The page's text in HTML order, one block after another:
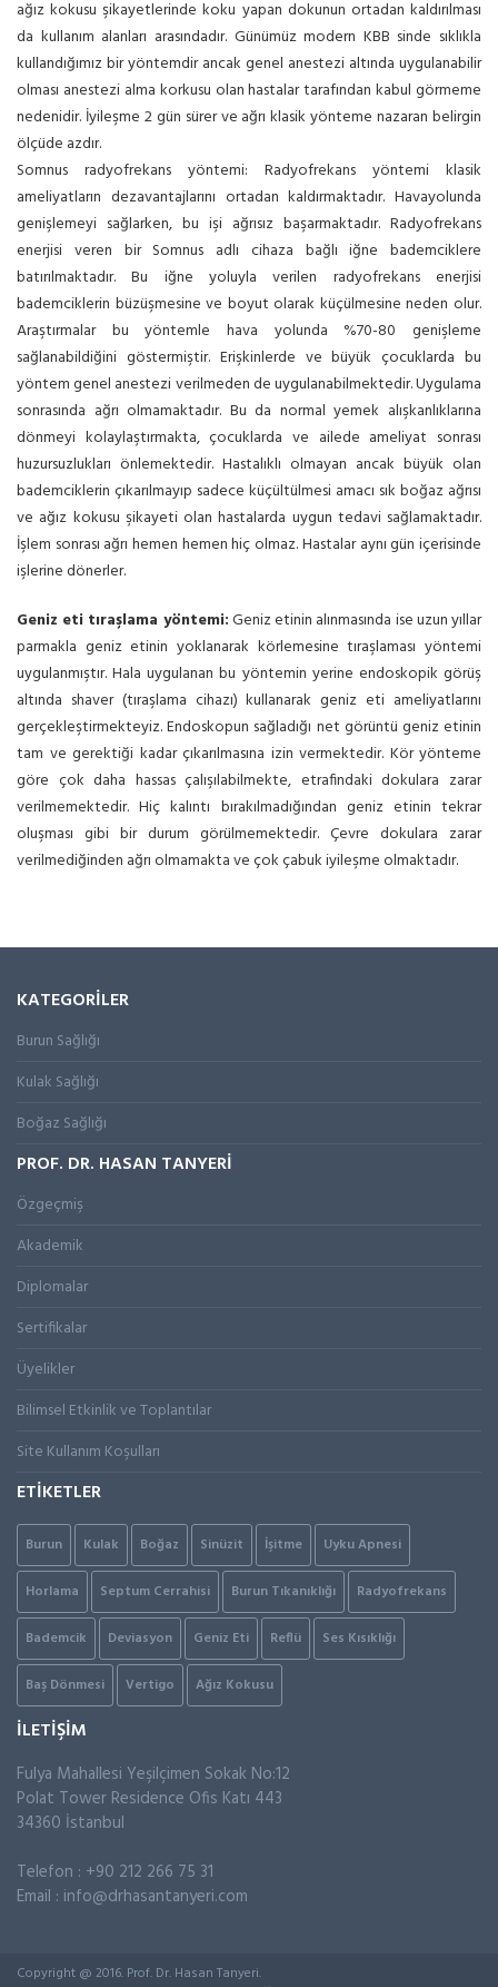
ağız kokusu şikayetlerinde koku yapan dokunun ortadan kaldırılması
da kullanım alanları arasındadır. Günümüz modern KBB sinde sıklıkla
kullandığımız bir yöntemdir ancak genel anestezi altında uygulanabilir
olması anestezi alma korkusu olan hastalar tarafından kabul görmeme
nedenidir. İyileşme 2 gün sürer ve ağrı klasik yönteme nazaran belirgin
ölçüde azdır.
Somnus radyofrekans yöntemi: Radyofrekans yöntemi klasik
ameliyatların dezavantajlarını ortadan kaldırmaktadır. Havayolunda
genişlemeyi sağlarken, bu işi ağrısız başarmaktadır. Radyofrekans
enerjisi veren bir Somnus adlı cihaza bağlı iğne bademciklere
batırılmaktadır. Bu iğne yoluyla verilen radyofrekans enerjisi
bademciklerin büzüşmesine ve boyut olarak küçülmesine neden olur.
Araştırmalar bu yöntemle hava yolunda %70-80 genişleme
sağlanabildiğini göstermiştir. Erişkinlerde ve büyük çocuklarda bu
yöntem genel anestezi verilmeden de uygulanabilmektedir. Uygulama
sonrasında ağrı olmamaktadır. Bu da normal yemek alışkanlıklarına
dönmeyi kolaylaştırmakta, çocuklarda ve ailede ameliyat sonrası
huzursuzlukları önlemektedir. Hastalıklı olmayan ancak büyük olan
bademciklerin çıkarılmayıp sadece küçültülmesi amacı sık boğaz ağrısı
ve ağız kokusu şikayeti olan hastalarda uygun tedavi sağlamaktadır.
İşlem sonrası ağrı hemen hemen hiç olmaz. Hastalar aynı gün içerisinde
işlerine dönerler.
Geniz eti tıraşlama yöntemi:Geniz etinin alınmasında ise uzun yıllar
parmakla geniz etinin yoklanarak körlemesine tıraşlaması yöntemi
uygulanmıştır. Hala uygulanan bu yöntemin yerine endoskopik görüş
altında shaver (tıraşlama cihazı) kullanarak geniz eti ameliyatlarını
gerçekleştirmekteyiz. Endoskopun sağladığı net görüntü geniz etinin
tam ve gerektiği kadar çıkarılmasına izin vermektedir. Kör yönteme
göre çok daha hassas çalışılabilmekte, etrafindaki dokulara zarar
verilmemektedir. Hiç kalıntı bırakılmadığından geniz etinin tekrar
oluşması gibi bir durum görülmemektedir. Çevre dokulara zarar
verilmediğinden ağrı olmamakta ve çok çabuk iyileşme olmaktadır.
KATEGORİLER
Burun Sağlığı
Kulak Sağlığı
Boğaz Sağlığı
PROF. DR. HASAN TANYERİ
Özgeçmiş
Akademik
Diplomalar
Sertifikalar
Üyelikler
Bilimsel Etkinlik ve Toplantılar
Site Kullanım Koşulları
ETİKETLER
Burun Kulak Boğaz Sinüzit İşitme Uyku Apnesi
Horlama Septum Cerrahisi Burun Tıkanıklığı Radyofrekans
Bademcik Deviasyon Geniz Eti Reflü Ses Kısıklığı
Baş Dönmesi Vertigo Ağız Kokusu
İLETİŞİM
Fulya Mahallesi Yeşilçimen Sokak No:12
Polat Tower Residence Ofis Katı 443
34360 İstanbul
Telefon : +90 212 266 75 31
Email : info@drhasantanyeri.com
Copyright @ 2016. Prof. Dr. Hasan Tanyeri.